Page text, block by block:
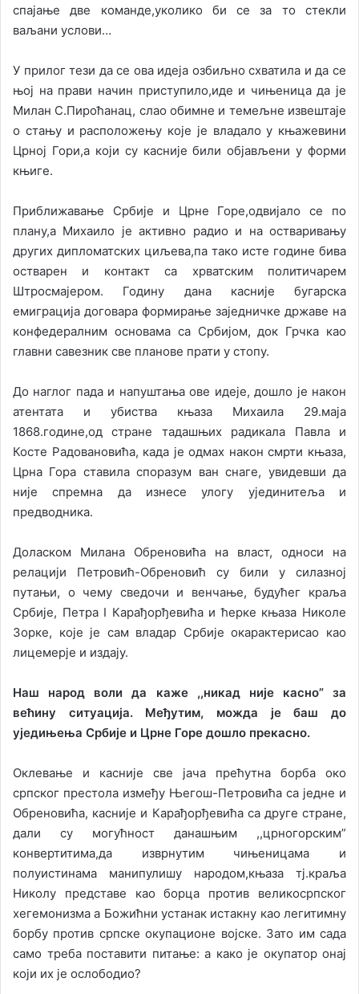
спајање две команде,уколико би се за то стекли
ваљани услови…
У прилог тези да се ова идеја озбиљно схватила и да се
њој на прави начин приступило,иде и чињеница да је
Милан С.Пироћанац, слао обимне и темељне извештаје
о стању и расположењу које је владало у књажевини
Црној Гори,а који су касније били објављени у форми
књиге.
Приближавање Србије и Црне Горе,одвијало се по
плану,а Михаило је активно радио и на остваривању
других дипломатских циљева,па тако исте године бива
остварен и контакт са хрватским политичарем
Штросмајером. Годину дана касније бугарска
емиграција договара формирање заједничке државе на
конфедералним основама са Србијом, док Грчка као
главни савезник све планове прати у стопу.
До наглог пада и напуштања ове идеје, дошло је након
атентата и убиства књаза Михаила 29.маја
1868.године,од стране тадашњих радикала Павла и
Косте Радовановића, када је одмах након смрти књаза,
Црна Гора ставила споразум ван снаге, увидевши да
није спремна да изнесе улогу ујединитеља и
предводника.
Доласком Милана Обреновића на власт, односи на
релацији Петровић-Обреновић су били у силазној
путањи, о чему сведочи и венчање, будућег краља
Србије, Петра I Карађорђевића и ћерке књаза Николе
Зорке, које је сам владар Србије окарактерисао као
лицемерје и издају.
Наш народ воли да каже ,,никад није касно” за
већину ситуација. Међутим, можда је баш до
уједињења Србије и Црне Горе дошло прекасно.
Оклевање и касније све јача прећутна борба око
српског престола између Његош-Петровића са једне и
Обреновића, касније и Карађорђевића са друге стране,
дали су могућност данашњим ,,црногорским”
конвертитима,да изврнутим чињеницама и
полуистинама манипулишу народом,књаза тј.краља
Николу представе као борца против великосрпског
хегемонизма а Божићни устанак истакну као легитимну
борбу против српске окупационе војске. Зато им сада
само треба поставити питање: а како је окупатор онај
који их је ослободио?